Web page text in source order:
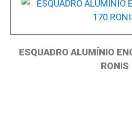
ESQUADRO ALUMÍNIO
RONIS